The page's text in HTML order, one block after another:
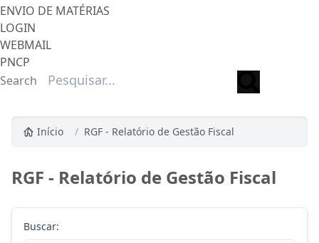
ENVIO DE MATÉRIAS
LOGIN
WEBMAIL
PNCP
Search
Início / RGF - Relatório de Gestão Fiscal
RGF - Relatório de Gestão Fiscal
Buscar: